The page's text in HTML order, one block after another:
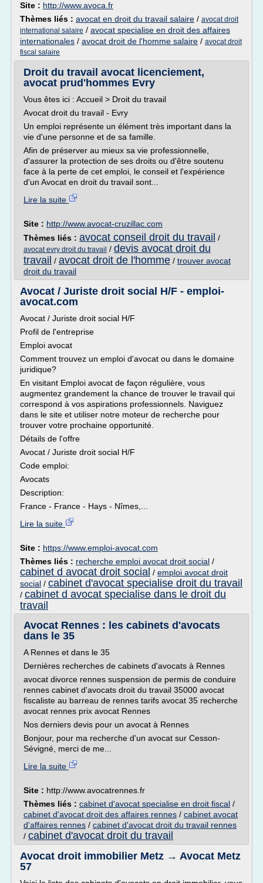
Site : http://www.avoca.fr
Thèmes liés : avocat en droit du travail salaire / avocat droit
international salaire / avocat specialise en droit des affaires
internationales / avocat droit de l'homme salaire / avocat droit
fiscal salaire
Droit du travail avocat licenciement,
avocat prud'hommes Evry
Vous êtes ici : Accueil > Droit du travail
Avocat droit du travail - Evry
Un emploi représente un élément très important dans la
vie d'une personne et de sa famille.
Afin de préserver au mieux sa vie professionnelle,
d'assurer la protection de ses droits ou d'être soutenu
face à la perte de cet emploi, le conseil et l'expérience
d'un Avocat en droit du travail sont...
Lire la suite
Site : http://www.avocat-cruzillac.com
Thèmes liés : avocat conseil droit du travail /
avocat evry droit du travail / devis avocat droit du
travail / avocat droit de l'homme / trouver avocat
droit du travail
Avocat / Juriste droit social H/F - emploi-
avocat.com
Avocat / Juriste droit social H/F
Profil de l'entreprise
Emploi avocat
Comment trouvez un emploi d'avocat ou dans le domaine
juridique?
En visitant Emploi avocat de façon régulière, vous
augmentez grandement la chance de trouver le travail qui
correspond à vos aspirations professionnels. Naviguez
dans le site et utiliser notre moteur de recherche pour
trouver votre prochaine opportunité.
Détails de l'offre
Avocat / Juriste droit social H/F
Code emploi:
Avocats
Description:
France - France - Hays - Nîmes,...
Lire la suite
Site : https://www.emploi-avocat.com
Thèmes liés : recherche emploi avocat droit social /
cabinet d avocat droit social / emploi avocat droit
social / cabinet d'avocat specialise droit du travail
/ cabinet d avocat specialise dans le droit du
travail
Avocat Rennes : les cabinets d'avocats
dans le 35
A Rennes et dans le 35
Dernières recherches de cabinets d'avocats à Rennes
avocat divorce rennes suspension de permis de conduire
rennes cabinet d'avocats droit du travail 35000 avocat
fiscaliste au barreau de rennes tarifs avocat 35 recherche
avocat rennes prix avocat Rennes
Nos derniers devis pour un avocat à Rennes
Bonjour, pour ma recherche d'un avocat sur Cesson-
Sévigné, merci de me...
Lire la suite
Site : http://www.avocatrennes.fr
Thèmes liés : cabinet d'avocat specialise en droit fiscal /
cabinet d'avocat droit des affaires rennes / cabinet avocat
d'affaires rennes / cabinet d'avocat droit du travail rennes
/ cabinet d'avocat droit du travail
Avocat droit immobilier Metz → Avocat Metz
57